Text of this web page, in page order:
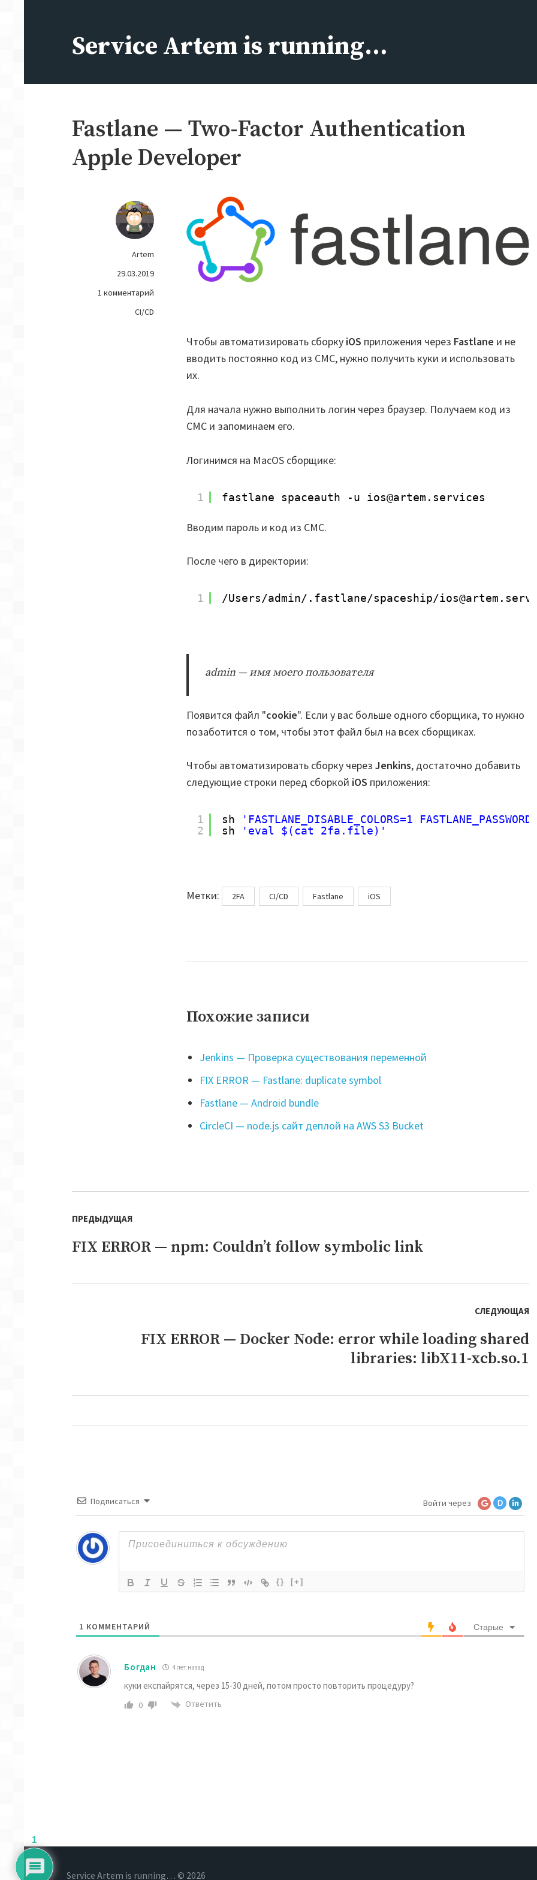
содержимомуService Artem is running…
Fastlane — Two-Factor Authentication
Apple Developer
Artem
29.03.2019
1 комментарий
Authentication
CI/CD
Чтобы автоматизировать сборку iOS приложения через Fastlane и не
вводить постоянно код из СМС, нужно получить куки и использовать
их.
Для начала нужно выполнить логин через браузер. Получаем код из
СМС и запоминаем его.
Логинимся на MacOS сборщике:
1 fastlane spaceauth -u ios@artem.services
Вводим пароль и код из СМС.
После чего в директории:
1 /Users/admin/ .fastlane/spaceship/ios
admin — имя моего пользователя
Появится файл "cookie". Если у вас больше одного сборщика, то нужно
позаботится о том, чтобы этот файл был на всех сборщиках.
Чтобы автоматизировать сборку через Jenkins, достаточно добавить
следующие строки перед сборкой iOS приложения:
1
2
sh
'FASTLANE_DISABLE_COLORS=1
sh
'eval $(cat 2fa.file)'
Метки: Метки
2FA CI/CD Fastlane iOS
Похожие записи
Jenkins — Проверка существования переменной
FIX ERROR — Fastlane: duplicate symbol
Fastlane — Android bundle
CircleCI — node.js сайт деплой на AWS S3 Bucket
по
записям
ПРЕДЫДУЩАЯ
Предыдущая
FIX ERROR — npm: Couldn’t follow symbolic link
СЛЕДУЮЩАЯ
FIX ERROR — Docker Node: error while loading shared
libraries: libX11-xcb.so.1
Подписаться Войти через D
{} [+]
1 КОММЕНТАРИЙ Старые
Богдан 4 лет назад
куки експайрятся, через 15-30 дней, потом просто повторить процедуру?
0 Ответить
Service Artem is running… © 2026
1